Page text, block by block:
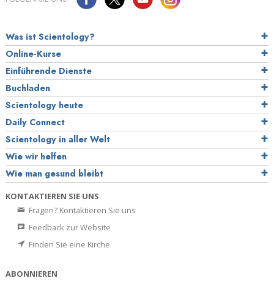
Was ist Scientology?
Online-Kurse
Einführende Dienste
Buchladen
Scientology heute
Daily Connect
Scientology in aller Welt
Wie wir helfen
Wie man gesund bleibt
KONTAKTIEREN SIE UNS
Fragen? Kontaktieren Sie uns
Feedback zur Website
Finden Sie eine Kirche
ABONNIEREN